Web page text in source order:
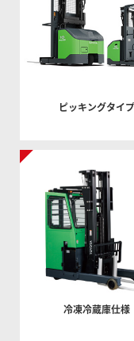
ピッキングタイプ
冷凍冷蔵庫仕様